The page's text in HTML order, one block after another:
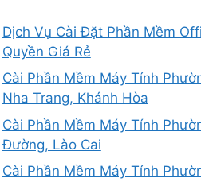
Dịch Vụ Cài Đặt Phần Mềm
Quyền Giá Rẻ
Cài Phần Mềm Máy Tính
Nha Trang, Khánh Hòa
Cài Phần Mềm Máy Tính
Đường, Lào Cai
Cài Phần Mềm Máy Tính